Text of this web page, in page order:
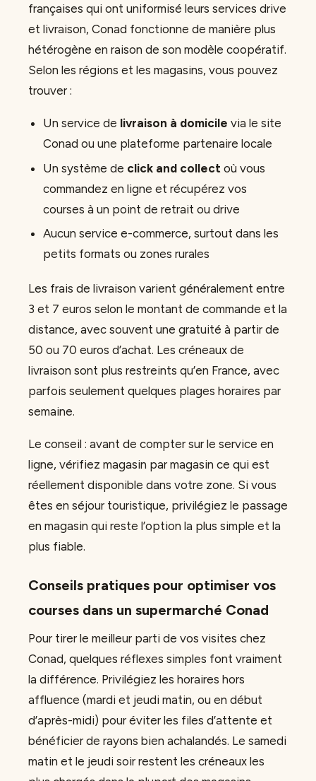
françaises qui ont uniformisé leurs services drive
et livraison, Conad fonctionne de manière plus
hétérogène en raison de son modèle coopératif.
Selon les régions et les magasins, vous pouvez
trouver :
Un service de livraison à domicile via le site
Conad ou une plateforme partenaire locale
Un système de click and collect où vous
commandez en ligne et récupérez vos
courses à un point de retrait ou drive
Aucun service e-commerce, surtout dans les
petits formats ou zones rurales
Les frais de livraison varient généralement entre
3 et 7 euros selon le montant de commande et la
distance, avec souvent une gratuité à partir de
50 ou 70 euros d’achat. Les créneaux de
livraison sont plus restreints qu’en France, avec
parfois seulement quelques plages horaires par
semaine.
Le conseil : avant de compter sur le service en
ligne, vérifiez magasin par magasin ce qui est
réellement disponible dans votre zone. Si vous
êtes en séjour touristique, privilégiez le passage
en magasin qui reste l’option la plus simple et la
plus fiable.
Conseils pratiques pour optimiser vos
courses dans un supermarché Conad
Pour tirer le meilleur parti de vos visites chez
Conad, quelques réflexes simples font vraiment
la différence. Privilégiez les horaires hors
affluence (mardi et jeudi matin, ou en début
d’après-midi) pour éviter les files d’attente et
bénéficier de rayons bien achalandés. Le samedi
matin et le jeudi soir restent les créneaux les